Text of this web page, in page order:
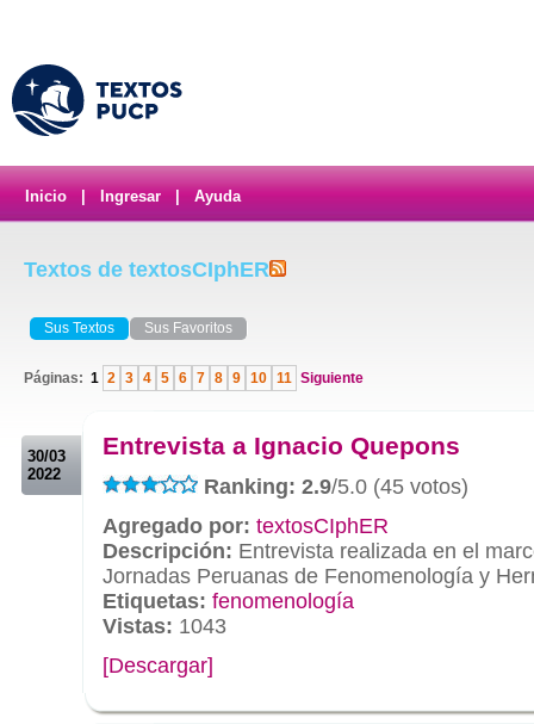
Inicio Ingresar Ayuda
Textos de textosCIphER
Sus Textos Sus Favoritos
Páginas: 1 2 3 4 5 6 7 8 9 10 11 Siguiente
30/03
2022
Entrevista a Ignacio Quepons
Ranking: 2.9/5.0 (45 votos)
Agregado por: textosCIphER
Descripción: Entrevista realizada en el
Jornadas Peruanas de Fenomenología y
Etiquetas: fenomenología
Vistas: 1043
[Descargar]